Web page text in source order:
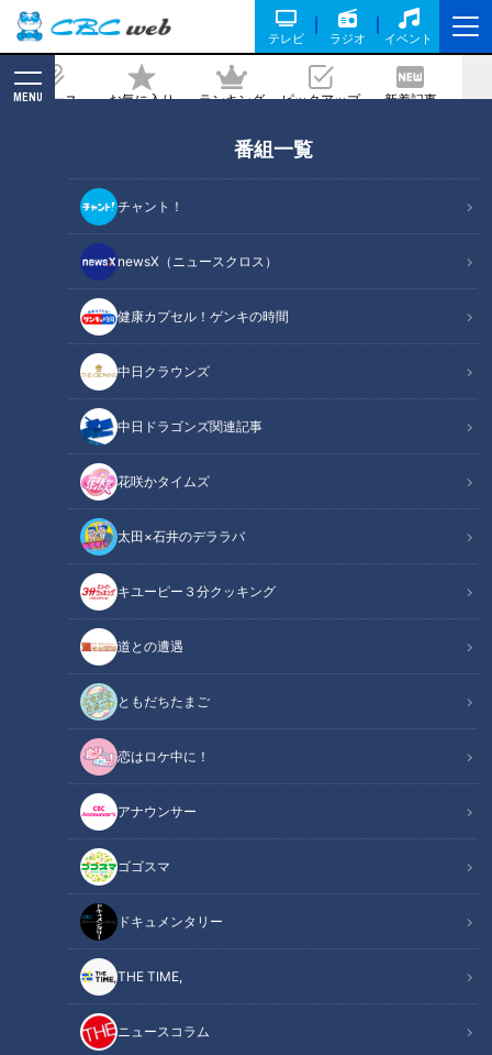
テレビ ラジオ イベント
ニュース お気に入り ランキング ピックアップ 新着記事
MENU
番組一覧
チャント！
newsX（ニュースクロス）
健康カプセル！ゲンキの時間
中日クラウンズ
中日ドラゴンズ関連記事
花咲かタイムズ
太田×石井のデララバ
キユーピー３分クッキング
道との遭遇
ともだちたまご
恋はロケ中に！
アナウンサー
ゴゴスマ
ドキュメンタリー
THE TIME,
ニュースコラム
温泉も堪能？ 人気プロレスラー棚橋弘至
が行く『愛知県東海市』の旅
記事に戻る
この記事の画像（全15枚）